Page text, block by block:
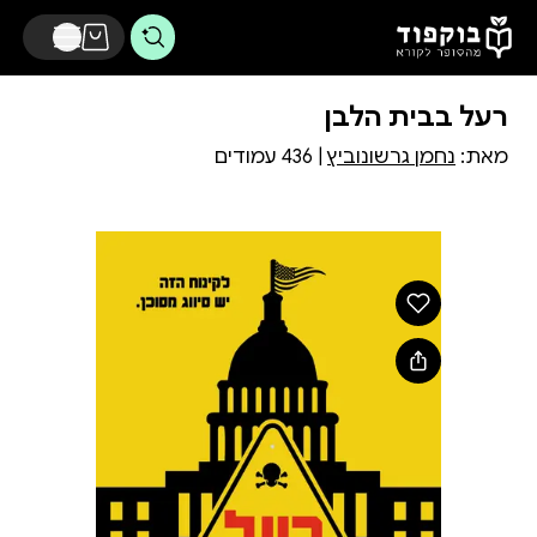
דלג לתוכן הראשי
רעל בבית הלבן
מאת: נחמן גרשונוביץ| 436 עמודים